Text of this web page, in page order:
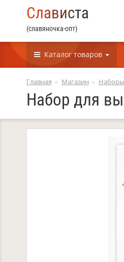
Слависта
(славяночка-опт)
Каталог товаров
Главная Магазин
Набор для